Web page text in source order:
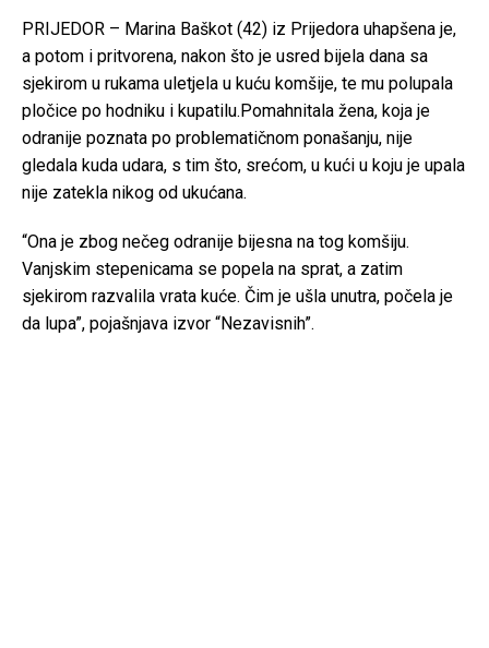
PRIJEDOR – Marina Baškot (42) iz Prijedora uhapšena je,
a potom i pritvorena, nakon što je usred bijela dana sa
sjekirom u rukama uletjela u kuću komšije, te mu polupala
pločice po hodniku i kupatilu.Pomahnitala žena, koja je
odranije poznata po problematičnom ponašanju, nije
gledala kuda udara, s tim što, srećom, u kući u koju je upala
nije zatekla nikog od ukućana.
“Ona je zbog nečeg odranije bijesna na tog komšiju.
Vanjskim stepenicama se popela na sprat, a zatim
sjekirom razvalila vrata kuće. Čim je ušla unutra, počela je
da lupa”, pojašnjava izvor “Nezavisnih”.